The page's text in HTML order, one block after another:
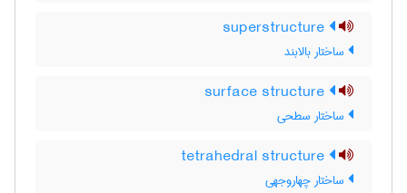
ساختار بالابند
ساختار سطحی
ساختار چهاروجهی